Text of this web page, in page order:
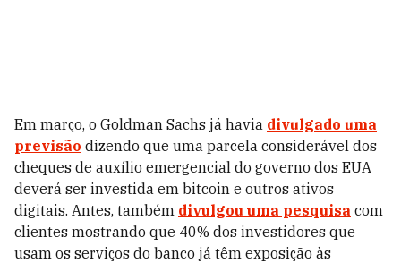
Em março, o Goldman Sachs já havia divulgado uma
previsão dizendo que uma parcela considerável dos
cheques de auxílio emergencial do governo dos EUA
deverá ser investida em bitcoin e outros ativos
digitais. Antes, também divulgou uma pesquisa com
clientes mostrando que 40% dos investidores que
usam os serviços do banco já têm exposição às